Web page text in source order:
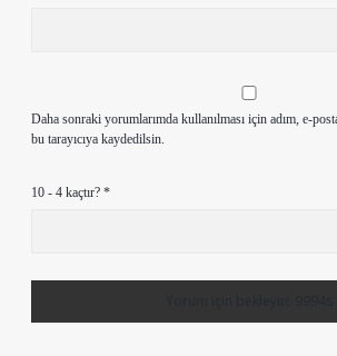
Daha sonraki yorumlarımda kullanılması için adım, e-
bu tarayıcıya kaydedilsin.
10 - 4 kaçtır? *